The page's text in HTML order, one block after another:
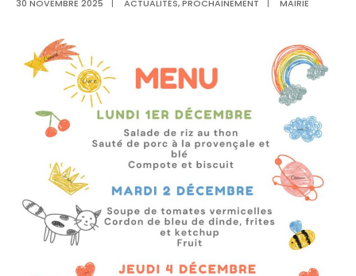
30 NOVEMBRE 2025 | ACTUALITÉS,PROCHAINEMENT | MAIRIE